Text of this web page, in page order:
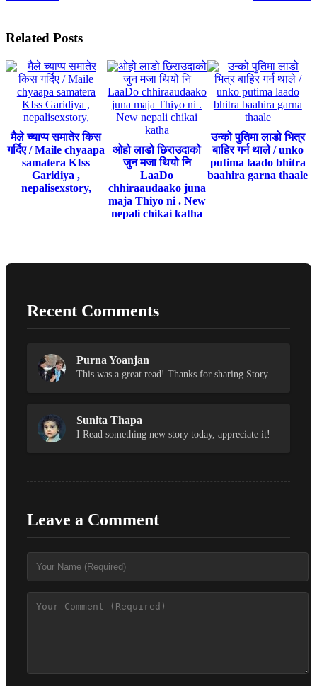
Related Posts
मैले च्याप्प समातेर किस
गर्दिए / Maile chyaapa
samatera KIss
Garidiya ,
nepalisexstory,
ओहो लाडो छिराउदाको
जुन मजा थियो नि
LaaDo
chhiraaudaako juna
maja Thiyo ni . New
nepali chikai katha
उन्को पुतिमा लाडो भित्र
बाहिर गर्न थाले / unko
putima laado bhitra
baahira garna thaale
Recent Comments
Purna Yoanjan
This was a great read! Thanks for sharing Story.
Sunita Thapa
I Read something new story today, appreciate it!
Leave a Comment